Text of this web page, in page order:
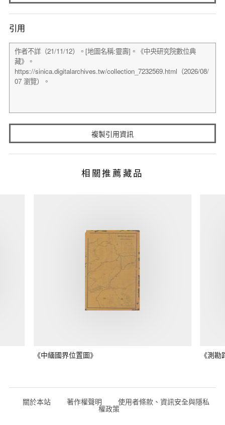
引用
複製引用資訊
相關推薦藏品
《中緬國界位置圖》 《測
關於本站 著作權聲明 使用者條款、資訊安全與隱私
權政策